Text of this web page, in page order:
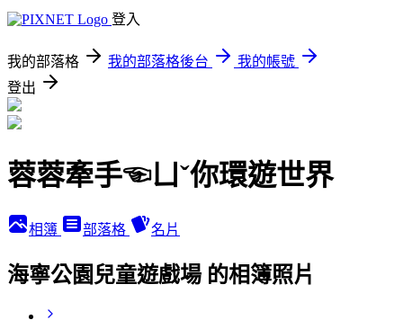
登入
我的部落格 我的部落格後台
我的帳號
登出
蓉蓉牽手☜ㄩˇ你環遊世界
相簿 部落格 名片
海寧公園兒童遊戲場 的相簿照片